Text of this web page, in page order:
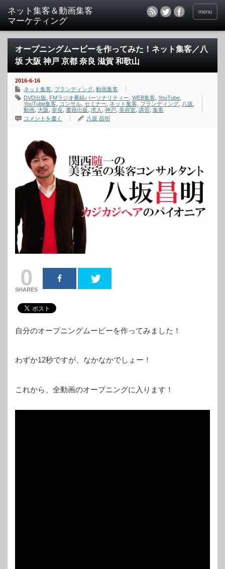
menu
オープニングムービーを作ってみた！ネット集客／八
坂 大阪 神戸 京都 奈良 滋賀 和歌山
2016-6-16
ネット集客 ブランディング 動画集客
DVD出版
FMラジオ番組パーソナリティー WEB集客 YouTube
YouTube集客
コンサル セミナー ネット集客 ブランディング 八坂
動画 大阪 奈良 書籍出版 求人 神戸 美容室 講習 集客
コメントを書く
八坂 昌明
0
SHARES
自分のオープニングムービーを作ってみました！
わずか12秒ですが、なかなかでしょー！
これから、全動画のオープニングに入ります！